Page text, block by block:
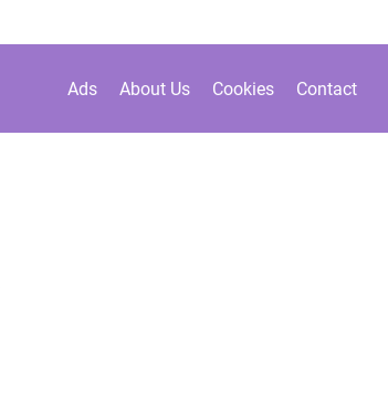
Ads About Us Cookies Contact